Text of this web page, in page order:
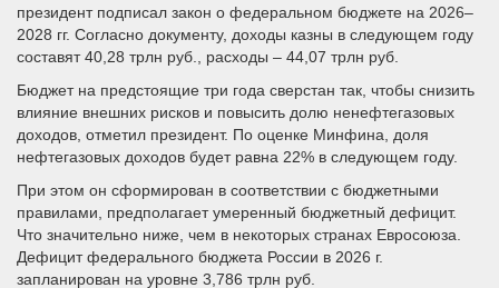
президент подписал закон о федеральном бюджете на 2026–
2028 гг. Согласно документу, доходы казны в следующем году
составят 40,28 трлн руб., расходы – 44,07 трлн руб.
Бюджет на предстоящие три года сверстан так, чтобы снизить
влияние внешних рисков и повысить долю ненефтегазовых
доходов, отметил президент. По оценке Минфина, доля
нефтегазовых доходов будет равна 22% в следующем году.
При этом он сформирован в соответствии с бюджетными
правилами, предполагает умеренный бюджетный дефицит.
Что значительно ниже, чем в некоторых странах Евросоюза.
Дефицит федерального бюджета России в 2026 г.
запланирован на уровне 3,786 трлн руб.